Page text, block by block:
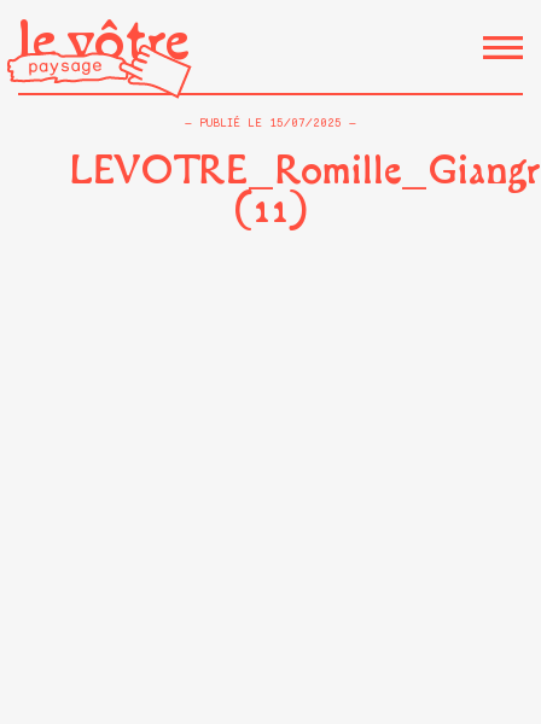
le vôtre
PUBLIÉ LE 15/07/2025
(11)